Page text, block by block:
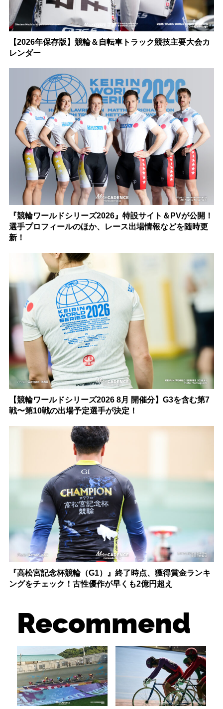
【2026年保存版】競輪＆自転車トラック競技主要大会カ
レンダー
『競輪ワールドシリーズ2026』特設サイト＆PVが公開！
選手プロフィールのほか、レース出場情報などを随時更
新！
【競輪ワールドシリーズ2026 8月 開催分】G3を含む第7
戦〜第10戦の出場予定選手が決定！
『高松宮記念杯競輪（G1）』終了時点、獲得賞金ランキ
ングをチェック！古性優作が早くも2億円超え
Recommend